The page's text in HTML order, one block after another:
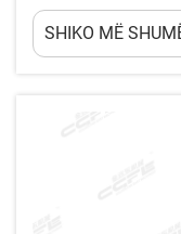
vazhdueshëm
e polistirenit të
SHIKO MË